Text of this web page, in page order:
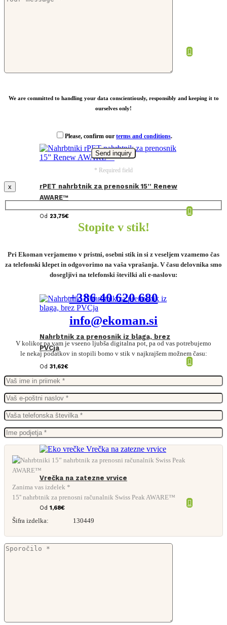
rPET nahrbtnik za prenosnik 15” Renew
AWARE™
Od 23,75€
Nahrbtnik za prenosnik iz blaga, brez
PVCja
Od 31,62€
Vrečka na zatezne vrvice
Od 1,68€
We are committed to handling your data conscientiously, responsibly and keeping it to
ourselves only!
Please, confirm our terms and conditions.
* Required field
x
Stopite v stik!
Pri Ekoman verjamemo v pristni, osebni stik in si z veseljem vzamemo čas
za telefonski klepet in odgovorimo na vaša vprašanja. V času delovnika smo
dosegljivi na telefonski številki ali e-naslovu:
+386 40 620 680
info@ekoman.si
V kolikor pa vam je vseeno ljubša digitalna pot, pa od vas potrebujemo
le nekaj podatkov in stopili bomo v stik v najkrajšem možnem času:
Zanima vas izdelek *
15'' nahrbtnik za prenosni računalnik Swiss Peak AWARE™
Šifra izdelka: 130449